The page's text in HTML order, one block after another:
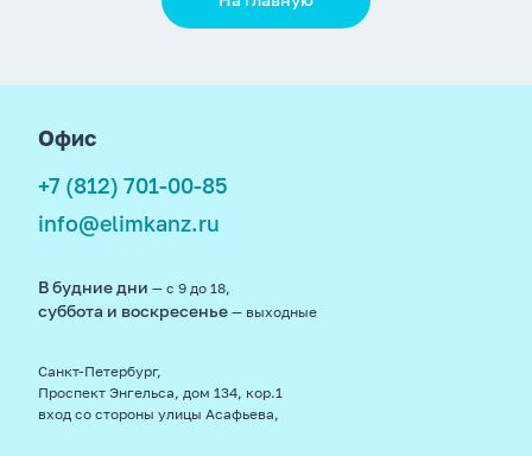
Офис
+7 (812) 701-00-85
info@elimkanz.ru
В будние дни — с 9 до 18,
суббота и воскресенье — выходные
Санкт-Петербург,
Проспект Энгельса, дом 134, кор.1
вход со стороны улицы Асафьева,